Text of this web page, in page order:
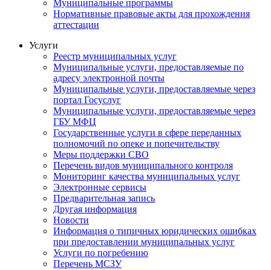
Муниципальные программы
Нормативные правовые акты для прохождения
аттестации
Услуги
Реестр муниципальных услуг
Муниципальные услуги, предоставляемые по
адресу электронной почты
Муниципальные услуги, предоставляемые через
портал Госуслуг
Муниципальные услуги, предоставляемые через
ГБУ МФЦ
Государственные услуги в сфере переданных
полномочий по опеке и попечительству
Меры поддержки СВО
Перечень видов муниципального контроля
Мониторинг качества муниципальных услуг
Электронные сервисы
Предварительная запись
Другая информация
Новости
Информация о типичных юридических ошибках
при предоставлении муниципальных услуг
Услуги по погребению
Перечень МСЗУ